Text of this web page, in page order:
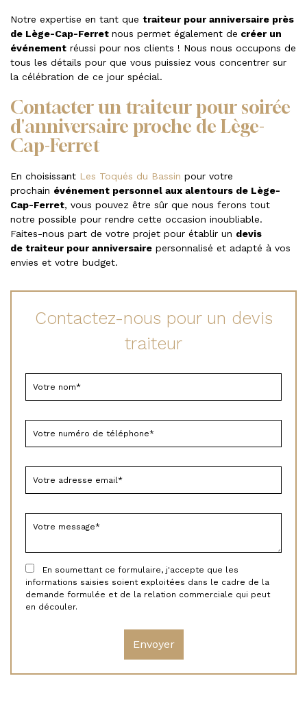
Notre expertise en tant que traiteur pour anniversaire près
de Lège-Cap-Ferret nous permet également de créer un
événement réussi pour nos clients ! Nous nous occupons de
tous les détails pour que vous puissiez vous concentrer sur
la célébration de ce jour spécial.
Contacter un traiteur pour soirée
d'anniversaire proche de Lège-
Cap-Ferret
En choisissant Les Toqués du Bassin pour votre
prochain événement personnel aux alentours de Lège-
Cap-Ferret, vous pouvez être sûr que nous ferons tout
notre possible pour rendre cette occasion inoubliable.
Faites-nous part de votre projet pour établir un devis
de traiteur pour anniversaire personnalisé et adapté à vos
envies et votre budget.
Contactez-nous pour un devis
traiteur
En soumettant ce formulaire, j'accepte que les
informations saisies soient exploitées dans le cadre de la
demande formulée et de la relation commerciale qui peut
en découler.